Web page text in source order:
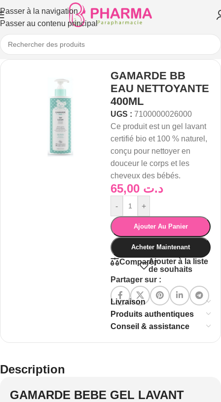
Passer à la navigation
Passer au contenu principal
GAMARDE BB
EAU NETTOYANTE
400ML
UGS : 7100000026000
Ce produit est un gel lavant
certifié bio et 100 % naturel,
conçu pour nettoyer en
douceur le corps et les
cheveux des bébés.
د.ت
- +
Ajouter Au Panier
Acheter Maintenant
ComparerAjouter à la liste
de souhaits
Partager sur :
Livraison
Produits authentiques
Conseil & assistance
Description
GAMARDE BEBE GEL LAVANT